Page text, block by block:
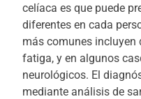
celíaca es que puede
diferentes en cada
más comunes incluyen
fatiga, y en algunos
neurológicos. El
mediante análisis de